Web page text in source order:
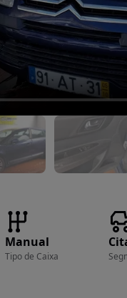
Manual
Tipo de Caixa